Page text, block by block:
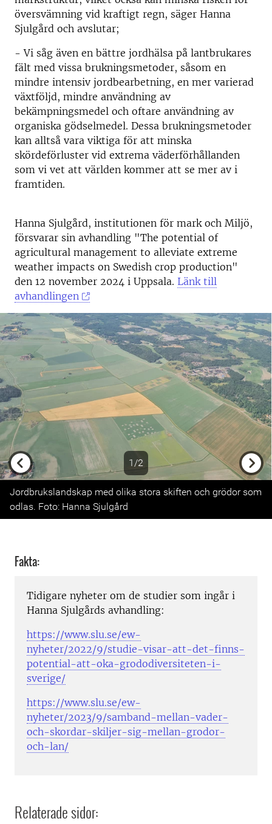
översvämning vid kraftigt regn, säger Hanna
Sjulgård och avslutar;
- Vi såg även en bättre jordhälsa på lantbrukares
fält med vissa brukningsmetoder, såsom en
mindre intensiv jordbearbetning, en mer varierad
växtföljd, mindre användning av
bekämpningsmedel och oftare användning av
organiska gödselmedel. Dessa brukningsmetoder
kan alltså vara viktiga för att minska
skördeförluster vid extrema väderförhållanden
som vi vet att världen kommer att se mer av i
framtiden.
Hanna Sjulgård, institutionen för mark och Miljö,
försvarar sin avhandling "The potential of
agricultural management to alleviate extreme
weather impacts on Swedish crop production"
den 12 november 2024 i Uppsala. Länk till
avhandlingen
1/2
Previous
Jordbrukslandskap med olika stora skiften och grödor som
odlas. Foto: Hanna Sjulgård
Fakta:
Tidigare nyheter om de studier som ingår i
Hanna Sjulgårds avhandling:
https://www.slu.se/ew-
nyheter/2022/9/studie-visar-att-det-finns-
potential-att-oka-grododiversiteten-i-
sverige/
https://www.slu.se/ew-
nyheter/2023/9/samband-mellan-vader-
och-skordar-skiljer-sig-mellan-grodor-
och-lan/
Relaterade sidor: